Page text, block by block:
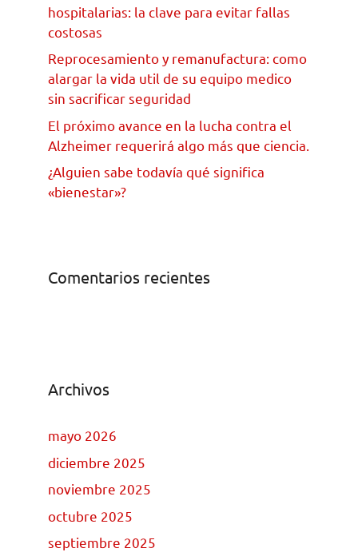
hospitalarias: la clave para evitar fallas
costosas
Reprocesamiento y remanufactura: como
alargar la vida util de su equipo medico
sin sacrificar seguridad
El próximo avance en la lucha contra el
Alzheimer requerirá algo más que ciencia.
¿Alguien sabe todavía qué significa
«bienestar»?
Comentarios recientes
Archivos
mayo 2026
diciembre 2025
noviembre 2025
octubre 2025
septiembre 2025